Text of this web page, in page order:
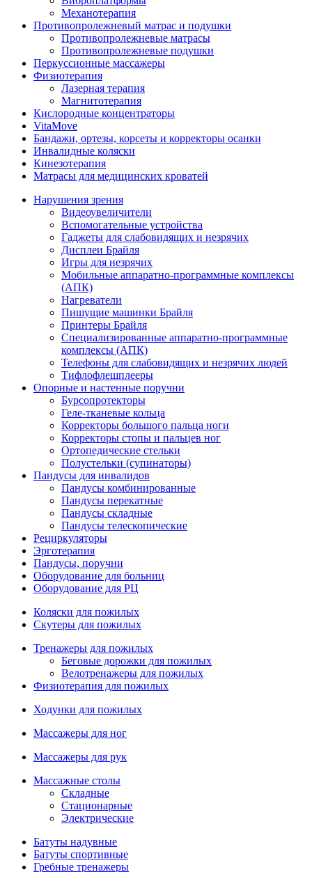
Механотерапия
Противопролежневый матрас и подушки
Противопролежневые матрасы
Противопролежневые подушки
Перкуссионные массажеры
Физиотерапия
Лазерная терапия
Магнитотерапия
Кислородные концентраторы
VitaMove
Бандажи, ортезы, корсеты и корректоры осанки
Инвалидные коляски
Кинезотерапия
Матрасы для медицинских кроватей
Нарушения зрения
Видеоувеличители
Вспомогательные устройства
Гаджеты для слабовидящих и незрячих
Дисплеи Брайля
Игры для незрячих
Мобильные аппаратно-программные комплексы
(АПК)
Нагреватели
Пишущие машинки Брайля
Принтеры Брайля
Специализированные аппаратно-программные
комплексы (АПК)
Телефоны для слабовидящих и незрячих людей
Тифлофлешплееры
Опорные и настенные поручни
Бурсопротекторы
Геле-тканевые кольца
Корректоры большого пальца ноги
Корректоры стопы и пальцев ног
Ортопедические стельки
Полустельки (супинаторы)
Пандусы для инвалидов
Пандусы комбинированные
Пандусы перекатные
Пандусы складные
Пандусы телескопические
Рециркуляторы
Эрготерапия
Пандусы, поручни
Оборудование для больниц
Оборудование для РЦ
Коляски для пожилых
Скутеры для пожилых
Тренажеры для пожилых
Беговые дорожки для пожилых
Велотренажеры для пожилых
Физиотерапия для пожилых
Ходунки для пожилых
Массажеры для ног
Массажеры для рук
Массажные столы
Складные
Стационарные
Электрические
Батуты надувные
Батуты спортивные
Гребные тренажеры